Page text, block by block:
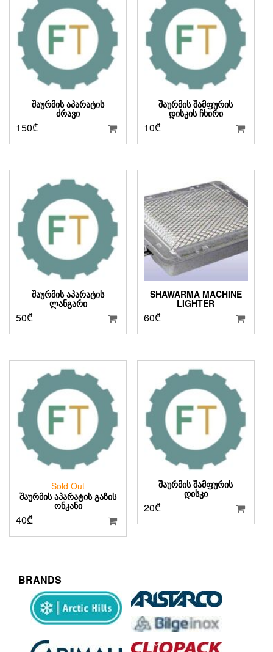
ᲨᲐᲣᲠᲛᲘᲡ ᲐᲞᲐᲠᲐᲢᲘᲡ
ᲫᲠᲐᲕᲘ
150₾
ᲨᲐᲣᲠᲛᲘᲡ ᲨᲐᲛᲤᲣᲠᲘᲡ
ᲓᲘᲡᲙᲘᲡ ᲩᲮᲘᲠᲘ
10₾
ᲨᲐᲣᲠᲛᲘᲡ ᲐᲞᲐᲠᲐᲢᲘᲡ
ᲚᲐᲜᲒᲐᲠᲘ
50₾
SHAWARMA MACHINE
LIGHTER
60₾
Sold Out
ᲨᲐᲣᲠᲛᲘᲡ ᲐᲞᲐᲠᲐᲢᲘᲡ ᲒᲐᲖᲘᲡ
ᲝᲜᲙᲐᲜᲘ
40₾
ᲨᲐᲣᲠᲛᲘᲡ ᲨᲐᲛᲤᲣᲠᲘᲡ
ᲓᲘᲡᲙᲘ
20₾
BRANDS